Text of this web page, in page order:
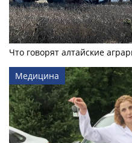
Что говорят алтайские
Медицина